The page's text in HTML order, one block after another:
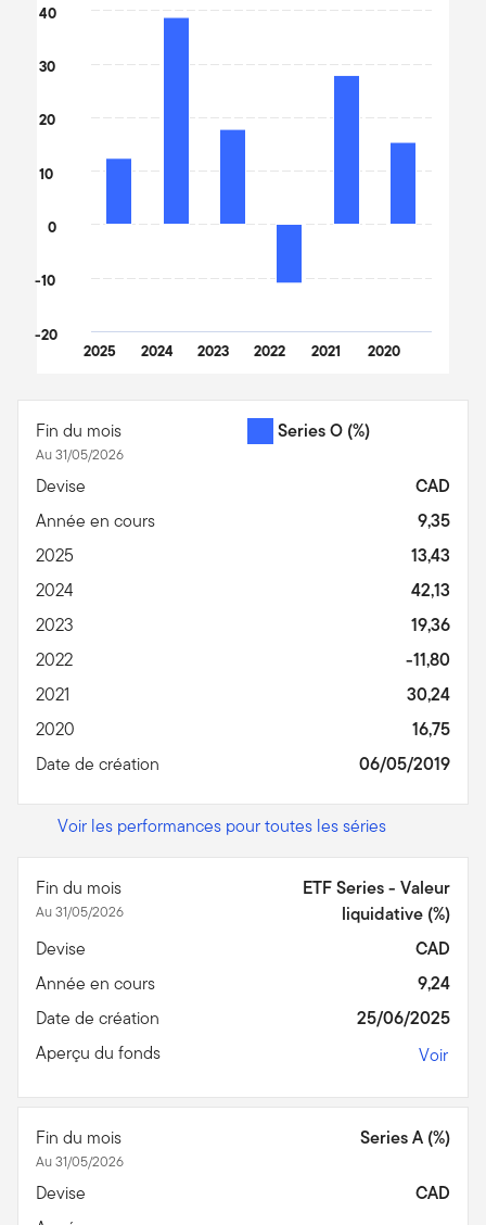
The chart has 1 X axis displaying categories.
2025 2024 2023 2022 2021 2020
-20
-10
0
10
20
30
40
Fin du mois
Au 31/05/2026
Series O (%)
Devise
CAD
Année en cours
9,35
2025
13,43
2024
42,13
2023
19,36
2022
-11,80
2021
30,24
2020
16,75
Date de création
06/05/2019
Voir les performances pour toutes les séries
Fin du mois
Au 31/05/2026
ETF Series - Valeur
liquidative (%)
Devise
CAD
Année en cours
9,24
Date de création
25/06/2025
Aperçu du fonds
Voir
Fin du mois
Au 31/05/2026
Series A (%)
Devise
CAD